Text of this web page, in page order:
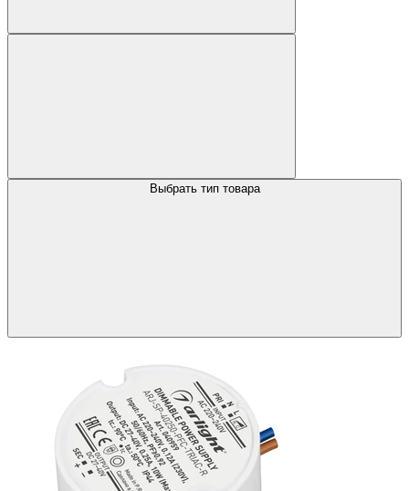
Выбрать тип товара